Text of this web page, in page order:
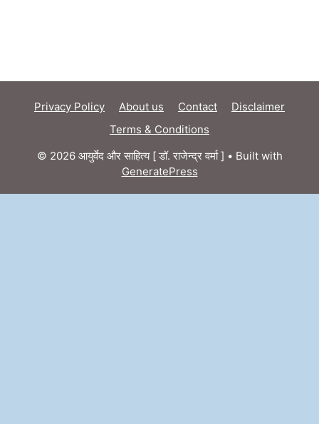
Privacy Policy About us Contact
Disclaimer
Terms & Conditions
© 2026 आयुर्वेद और साहित्य [ डॉ. राजेन्द्र वर्मा ] • Built with
GeneratePress